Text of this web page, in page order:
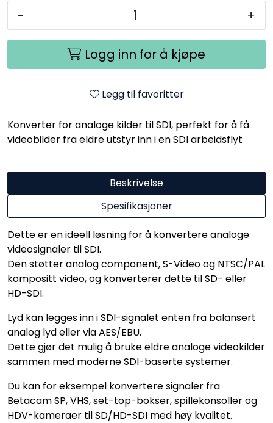
- +
Logg inn for å kjøpe
Legg til favoritter
Konverter for analoge kilder til SDI, perfekt for å få
videobilder fra eldre utstyr inn i en SDI arbeidsflyt
Beskrivelse
Spesifikasjoner
Dette er en ideell løsning for å konvertere analoge
videosignaler til SDI.
Den støtter analog component, S-Video og NTSC/PAL
kompositt video, og konverterer dette til SD- eller
HD-SDI.
Lyd kan legges inn i SDI-signalet enten fra balansert
analog lyd eller via AES/EBU.
Dette gjør det mulig å bruke eldre analoge videokilder
sammen med moderne SDI-baserte systemer.
Du kan for eksempel konvertere signaler fra
Betacam SP, VHS, set-top-bokser, spillekonsoller og
HDV-kameraer til SD/HD-SDI med høy kvalitet.